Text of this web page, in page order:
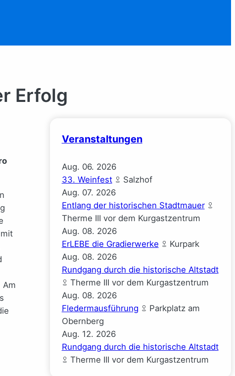
Erfolg
Am
Veranstaltungen
Aug. 06. 2026
33. Weinfest
Salzhof
Aug. 07. 2026
Entlang der historischen Stadtmauer
Therme III vor dem Kurgastzentrum
Aug. 08. 2026
ErLEBE die Gradierwerke
Kurpark
Aug. 08. 2026
Rundgang durch die historische Altstadt
Therme III vor dem Kurgastzentrum
Aug. 08. 2026
Fledermausführung
Parkplatz am
Obernberg
Aug. 12. 2026
Rundgang durch die historische Altstadt
Therme III vor dem Kurgastzentrum